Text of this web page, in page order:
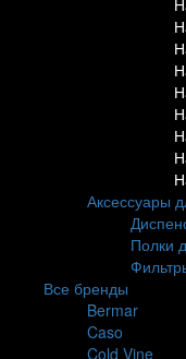
Аксессуары
Полки
Все бренды
Bermar
Caso
Cold Vine